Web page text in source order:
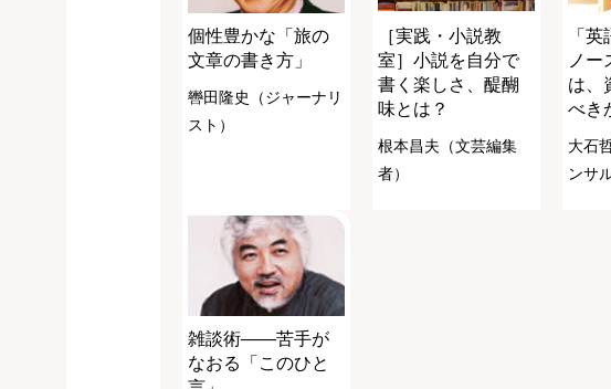
個性豊かな「旅の
文章の書き方」
轡田隆史（ジャーナリ
スト）
［実践・小説教
室］小説を自分で
書く楽しさ、醍醐
味とは？
根本昌夫（文芸編集
者）
「
ノー
は、
べき
大石
ンサ
雑談術――苦手が
なおる「このひと